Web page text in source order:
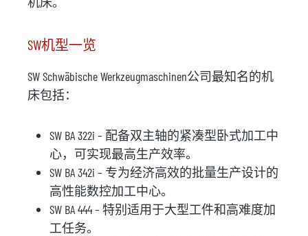
SW机型一览
SW Schwäbische Werkzeugmaschinen公司最知名的机
床包括：
SW BA 322i – 配备双主轴的紧凑型卧式加工中
心，可实现最高生产效率。
SW BA 342i – 专为经济高效的批量生产设计的
高性能数控加工中心。
SW BA 444 – 特别适用于大型工件和高难度加
工任务。